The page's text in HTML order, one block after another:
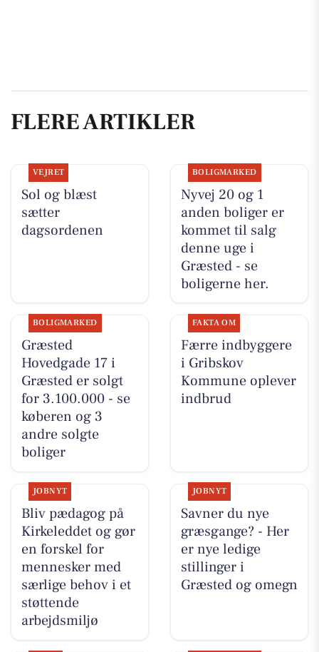
FLERE ARTIKLER
VEJRET
Sol og blæst
sætter
dagsordenen
BOLIGMARKED
Nyvej 20 og 1
anden boliger er
kommet til salg
denne uge i
Græsted - se
boligerne her.
BOLIGMARKED
Græsted
Hovedgade 17 i
Græsted er solgt
for 3.100.000 - se
køberen og 3
andre solgte
boliger
FAKTA OM
Færre indbyggere
i Gribskov
Kommune oplever
indbrud
JOBNYT
Bliv pædagog på
Kirkeleddet og gør
en forskel for
mennesker med
særlige behov i et
støttende
arbejdsmiljø
JOBNYT
Savner du nye
græsgange? - Her
er nye ledige
stillinger i
Græsted og omegn